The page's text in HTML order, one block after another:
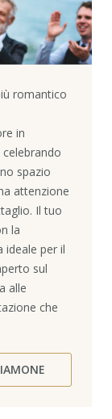
romantico
in
spazio
attenzione
Il tuo
la
ideale per il
sul
alle
che